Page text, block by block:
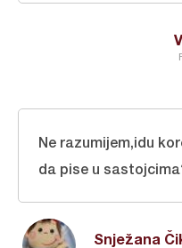
Snježana
Ne razumijem,idu
da pise u